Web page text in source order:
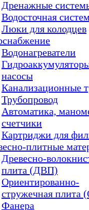
Дренажные
Водосточная
Люки для колодцев
Водонагреватели
насосы
Канализационные
Трубопровод
Автоматика,
счетчики
Картриджи для
плитные
Древесно-
плита (ДВП)
Ориентированно-
стружечная плита
Фанера